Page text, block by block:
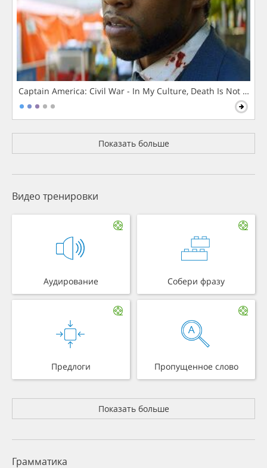
Captain America: Civil War - In My Culture, Death Is Not The
Показать больше
Видео тренировки
Аудирование Собери фразу
Предлоги Пропущенное слово
Показать больше
Грамматика